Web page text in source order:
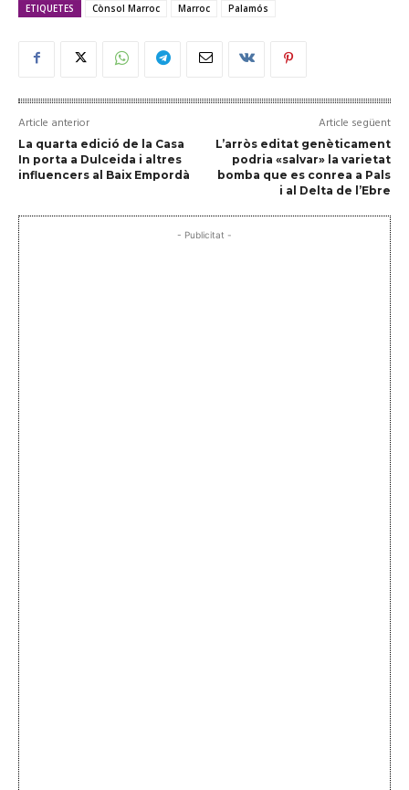
ETIQUETES Cònsol Marroc Marroc Palamós
Article anterior
La quarta edició de la Casa
In porta a Dulceida i altres
influencers al Baix Empordà
Article següent
L’arròs editat genèticament
podria «salvar» la varietat
bomba que es conrea a Pals
i al Delta de l’Ebre
- Publicitat -